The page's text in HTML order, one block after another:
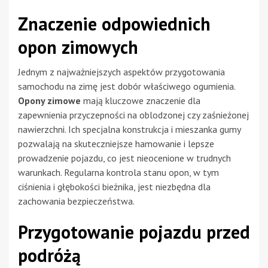
Znaczenie odpowiednich
opon zimowych
Jednym z najważniejszych aspektów przygotowania
samochodu na zimę jest dobór właściwego ogumienia.
Opony zimowe mają kluczowe znaczenie dla
zapewnienia przyczepności na oblodzonej czy zaśnieżonej
nawierzchni. Ich specjalna konstrukcja i mieszanka gumy
pozwalają na skuteczniejsze hamowanie i lepsze
prowadzenie pojazdu, co jest nieocenione w trudnych
warunkach. Regularna kontrola stanu opon, w tym
ciśnienia i głębokości bieżnika, jest niezbędna dla
zachowania bezpieczeństwa.
Przygotowanie pojazdu przed
podróżą